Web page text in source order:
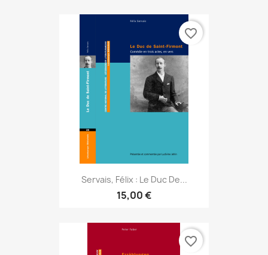
Servais, Félix : Le Duc De...
15,00 €
favorite_border
favorite_border